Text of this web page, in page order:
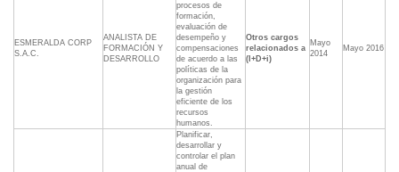
ESMERALDA CORP
S.A.C.
ANALISTA DE
FORMACIÓN Y
DESARROLLO
procesos de
formación,
evaluación de
desempeño y
compensaciones
de acuerdo a las
políticas de la
organización para
la gestión
eficiente de los
recursos
humanos.
Otros cargos
relacionados a
(I+D+i)
Mayo
2014
Mayo 2016
Planificar,
desarrollar y
controlar el plan
anual de